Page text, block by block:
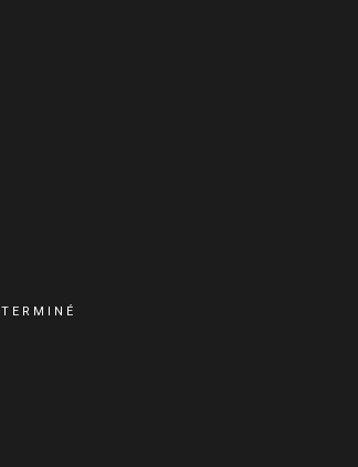
TERMINÉ